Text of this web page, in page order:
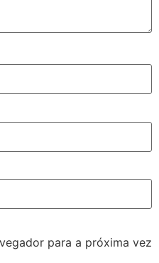
para a próxima vez